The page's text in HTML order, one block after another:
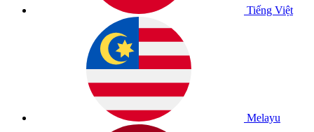
Tiếng Việt
Melayu